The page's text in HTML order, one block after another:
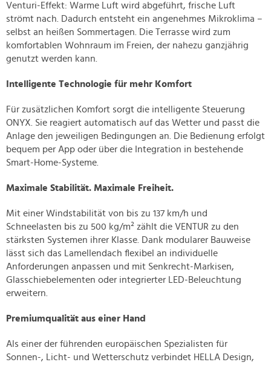
Venturi-Effekt: Warme Luft wird abgeführt, frische Luft
strömt nach. Dadurch entsteht ein angenehmes Mikroklima –
selbst an heißen Sommertagen. Die Terrasse wird zum
komfortablen Wohnraum im Freien, der nahezu ganzjährig
genutzt werden kann.
Intelligente Technologie für mehr Komfort
Für zusätzlichen Komfort sorgt die intelligente Steuerung
ONYX. Sie reagiert automatisch auf das Wetter und passt die
Anlage den jeweiligen Bedingungen an. Die Bedienung erfolgt
bequem per App oder über die Integration in bestehende
Smart-Home-Systeme.
Maximale Stabilität. Maximale Freiheit.
Mit einer Windstabilität von bis zu 137 km/h und
Schneelasten bis zu 500 kg/m² zählt die VENTUR zu den
stärksten Systemen ihrer Klasse. Dank modularer Bauweise
lässt sich das Lamellendach flexibel an individuelle
Anforderungen anpassen und mit Senkrecht-Markisen,
Glasschiebelementen oder integrierter LED-Beleuchtung
erweitern.
Premiumqualität aus einer Hand
Als einer der führenden europäischen Spezialisten für
Sonnen-, Licht- und Wetterschutz verbindet HELLA Design,